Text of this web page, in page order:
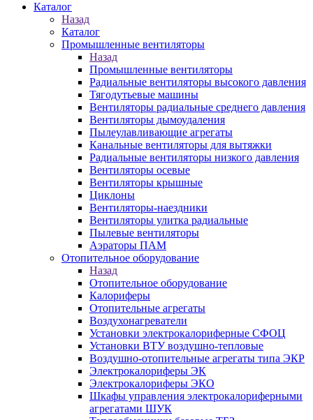
Каталог
Назад
Каталог
Промышленные вентиляторы
Назад
Промышленные вентиляторы
Радиальные вентиляторы высокого давления
Тягодутьевые машины
Вентиляторы радиальные среднего давления
Вентиляторы дымоудаления
Пылеулавливающие агрегаты
Канальные вентиляторы для вытяжки
Радиальные вентиляторы низкого давления
Вентиляторы осевые
Вентиляторы крышные
Циклоны
Вентиляторы-наездники
Вентиляторы улитка радиальные
Пылевые вентиляторы
Аэраторы ПАМ
Отопительное оборудование
Назад
Отопительное оборудование
Калориферы
Отопительные агрегаты
Воздухонагреватели
Установки электрокалориферные СФОЦ
Установки ВТУ воздушно-тепловые
Воздушно-отопительные агрегаты типа ЭКР
Электрокалориферы ЭК
Электрокалориферы ЭКО
Шкафы управления электрокалориферными
агрегатами ШУК